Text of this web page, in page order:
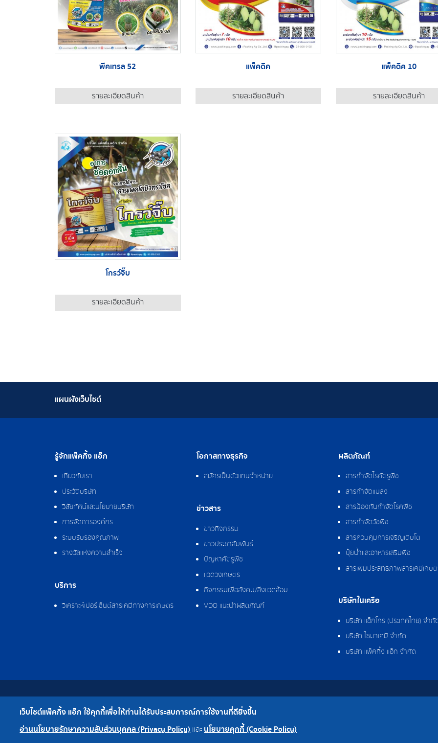
พีคเทรล 52
รายละเอียดสินค้า
แพ็คดิค
รายละเอียดสินค้า
แพ็คดิค 10
รายละเอียดสินค้า
โกรว์จิ๊บ
รายละเอียดสินค้า
แผนผังเว็บไซต์
รู้จักแพ็คกิ้ง แอ็ก
เกี่ยวกับเรา
ประวัติบริษัท
วิสัยทัศน์และนโยบายบริษัท
การจัดการองค์กร
ระบบรับรองคุณภาพ
รางวัลแห่งความสำเร็จ
บริการ
วิเคราะห์เปอร์เซ็นต์สารเคมีทางการเกษตร
โอกาสทางธุรกิจ
สมัครเป็นตัวแทนจำหน่าย
ข่าวสาร
ข่าวกิจกรรม
ข่าวประชาสัมพันธ์
ปัญหาศัตรูพืช
แวดวงเกษตร
กิจกรรมเพื่อสังคม/สิ่งแวดล้อม
VDO แนะนำผลิตภัณฑ์
ผลิตภัณฑ์
สารกำจัดไรศัตรูพืช
สารกำจัดแมลง
สารป้องกันกำจัดโรคพืช
สารกำจัดวัชพืช
สารควบคุมการเจริญเติบโต
ปุ๋ยน้ำและอาหารเสริมพืช
สารเพิ่มประสิทธิภาพสารเคมีเกษ
บริษัทในเครือ
บริษัท แอ็กโกร (ประเทศไทย) จำกั
บริษัท ไซมาเคมี จำกัด
บริษัท แพ็คกิ้ง แอ็ก จำกัด
สงวนลิขสิทธิ์ © 2562 บริษัท แพ็คกิ้ง แอ็ก จำกัด
เบอร์โทร : 0-2308-2102 | โทรสาร : 0-2308-2487
เว็บไซต์แพ็คกิ้ง แอ็ก ใช้คุกกี้เพื่อให้ท่านได้รับประสบการณ์การใช้งานที่ดียิ่งขึ้น
อ่านนโยบายรักษาความลับส่วนบุคคล (Privacy Policy) และนโยบายคุกกี้ (Cookie Policy)